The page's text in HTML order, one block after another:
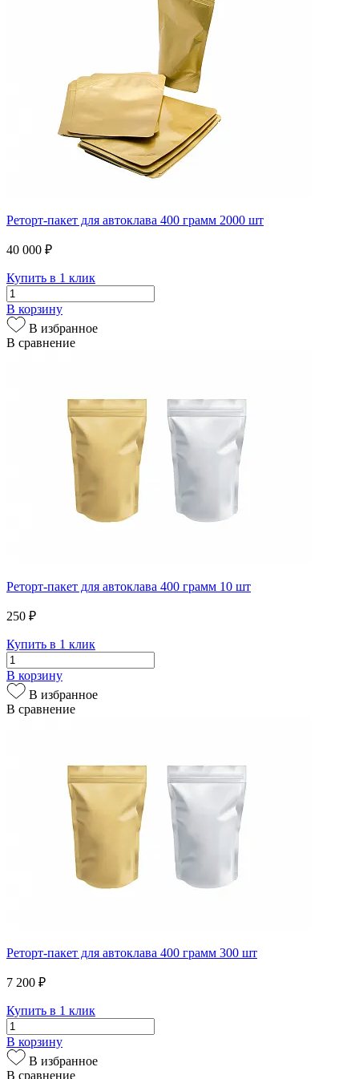
Реторт-пакет для автоклава 400 грамм 2000 шт
40 000 ₽
Купить в 1 клик
В корзину
В избранное
В сравнение
Реторт-пакет для автоклава 400 грамм 10 шт
250 ₽
Купить в 1 клик
В корзину
В избранное
В сравнение
Реторт-пакет для автоклава 400 грамм 300 шт
7 200 ₽
Купить в 1 клик
В корзину
В избранное
В сравнение